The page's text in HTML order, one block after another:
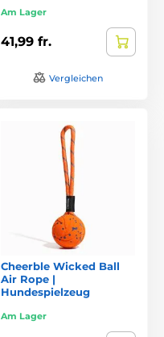
Am Lager
41,99 fr.
Vergleichen
Cheerble Wicked Ball
Air Rope |
Hundespielzeug
Am Lager